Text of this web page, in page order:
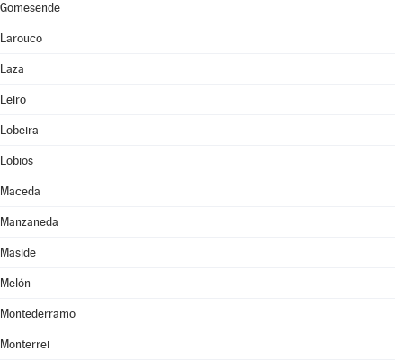
Gomesende
Larouco
Laza
Leiro
Lobeira
Lobios
Maceda
Manzaneda
Maside
Melón
Montederramo
Monterrei